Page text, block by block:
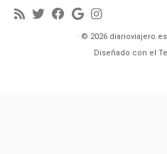
· © 2026 diarioviajero.es
Diseñado con el